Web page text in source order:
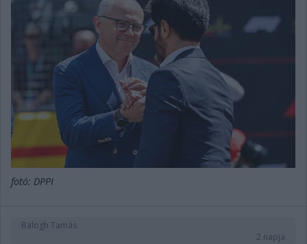
fotó: DPPI
Balogh Tamás
2 napja